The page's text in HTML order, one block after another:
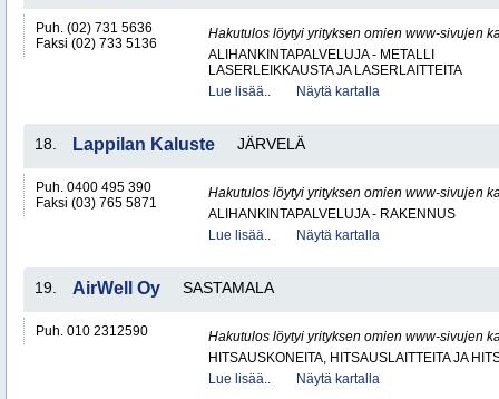
Puh. (02) 731 5636
Faksi (02) 733 5136
Hakutulos löytyi yrityksen omien www-sivujen
ALIHANKINTAPALVELUJA - METALLI
LASERLEIKKAUSTA JA LASERLAITTEITA
Lue lisää..
Näytä kartalla
18. Lappilan Kaluste JÄRVELÄ
Puh. 0400 495 390
Faksi (03) 765 5871
Hakutulos löytyi yrityksen omien www-sivujen
ALIHANKINTAPALVELUJA - RAKENNUS
Lue lisää..
Näytä kartalla
19. AirWell Oy SASTAMALA
Puh. 010 2312590
Hakutulos löytyi yrityksen omien www-sivujen
HITSAUSKONEITA, HITSAUSLAITTEITA JA
Lue lisää..
Näytä kartalla